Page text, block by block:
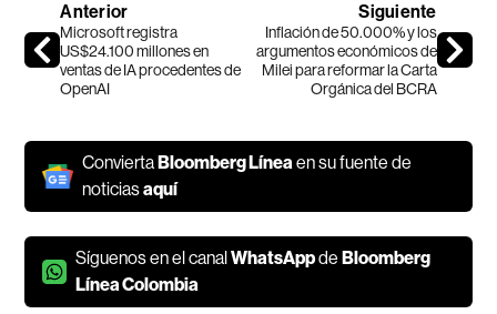
Anterior
Microsoft registra
US$24.100 millones en
ventas de IA procedentes de
OpenAI
Siguiente
Inflación de 50.000% y los
argumentos económicos de
Milei para reformar la Carta
Orgánica del BCRA
ConviertaBloomberg Líneaen su fuente de
noticiasaquí
Síguenos en el canalWhatsAppdeBloomberg
Línea Colombia